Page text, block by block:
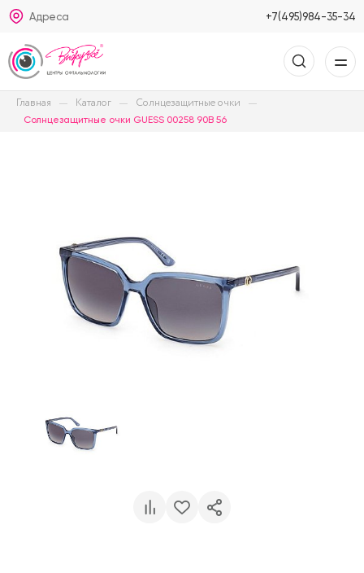
Адреса +7(495)984-35-34
Главная Каталог Солнцезащитные очки
Солнцезащитные очки GUESS 00258 90B 56